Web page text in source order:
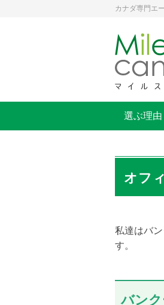
カナダ専門エ
選ぶ理由
オフ
私達はバ
す。
バン